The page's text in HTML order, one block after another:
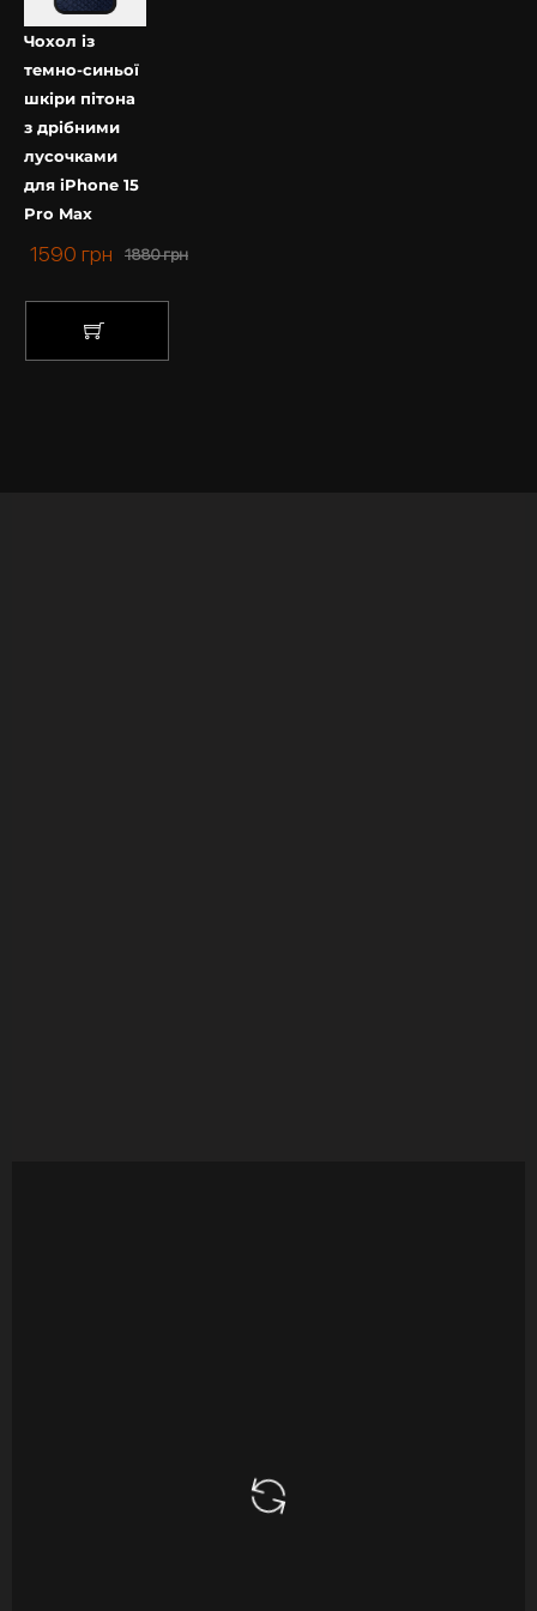
Чохол із
темно-синьої
шкіри пітона
з дрібними
лусочками
для iPhone 15
Pro Max
1880грн
1590 грн